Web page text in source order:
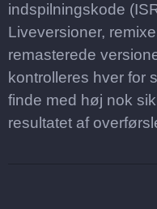
indspilningskode
Liveversioner,
remasterede
kontrolleres hver for
finde med høj nok
resultatet af